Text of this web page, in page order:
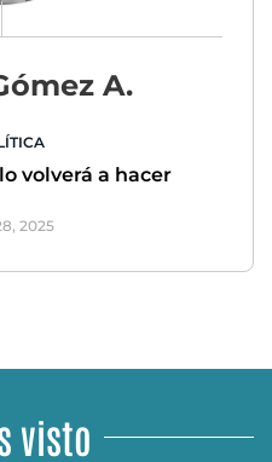
A.
volverá a hacer
2025
visto